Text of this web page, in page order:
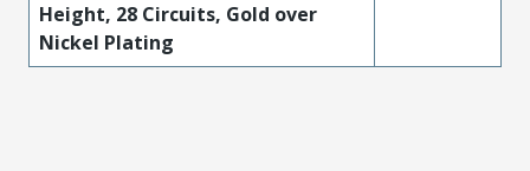
Height, 28 Circuits, Gold over
Nickel Plating